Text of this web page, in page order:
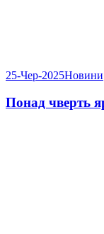
25-Чер-2025Новини
Понад чверть